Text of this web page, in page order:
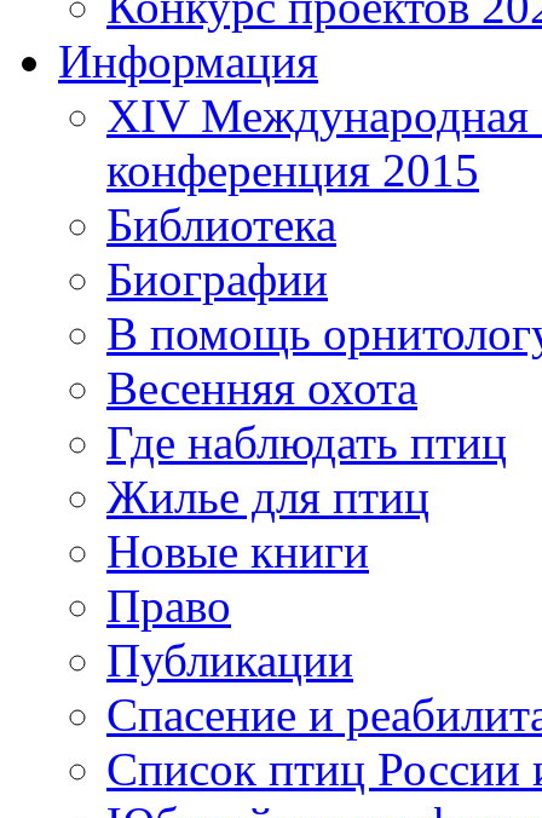
Информация
XIV Международная
конференция 2015
Библиотека
Биографии
В помощь
Весенняя охота
Где наблюдать птиц
Жилье для птиц
Новые книги
Право
Публикации
Спасение и
Список птиц России